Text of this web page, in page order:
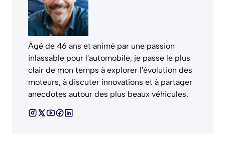
Âgé de 46 ans et animé par une passion
inlassable pour l'automobile, je passe le plus
clair de mon temps à explorer l'évolution des
moteurs, à discuter innovations et à partager
anecdotes autour des plus beaux véhicules.